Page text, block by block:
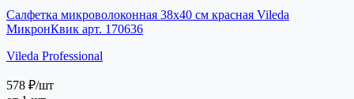
Салфетка микроволоконная 38х40 см красная Vileda
МикронКвик арт. 170636
Vileda Professional
578 ₽/шт